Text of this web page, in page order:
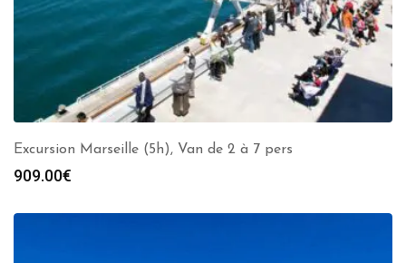
Excursion Marseille (5h), Van de 2 à 7 pers
909.00€